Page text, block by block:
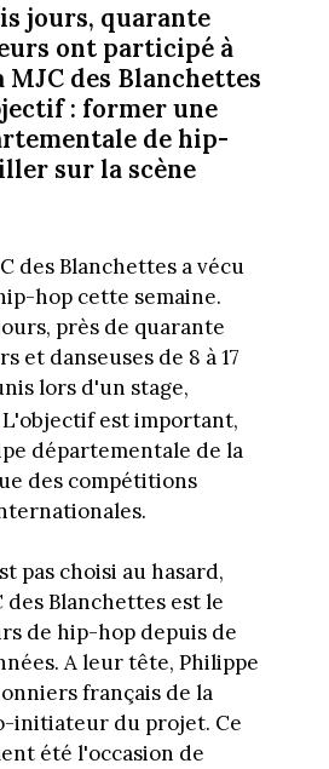
jours, quarante
ont participé à
MJC des Blanchettes
: former une
de hip-
sur la scène
des Blanchettes a vécu
hop cette semaine.
près de quarante
et danseuses de 8 à 17
lors d'un stage,
est important,
départementale de la
des compétitions
pas choisi au hasard,
des Blanchettes est le
de hip-hop depuis de
A leur tête, Philippe
français de la
initiateur du projet. Ce
été l'occasion de